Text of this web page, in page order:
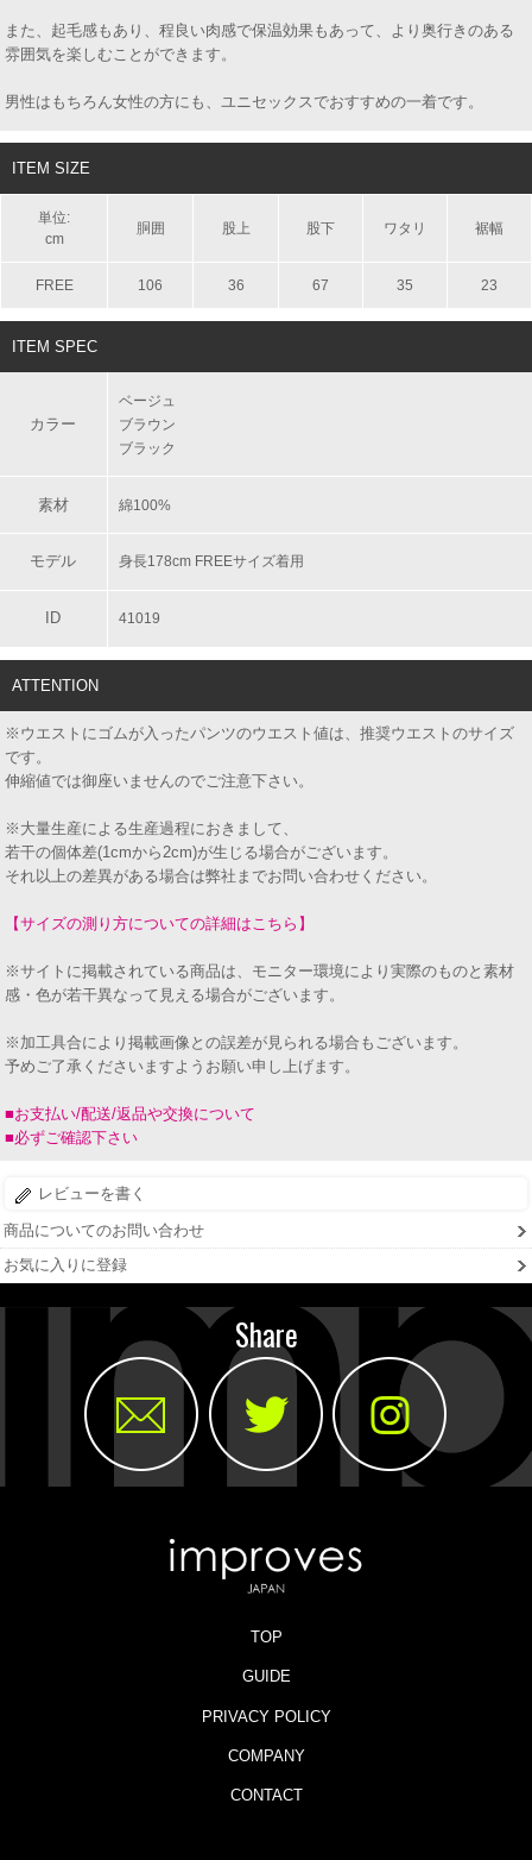
また、起毛感もあり、程良い肉感で保温効果もあって、より奥行きのある
雰囲気を楽しむことができます。
男性はもちろん女性の方にも、ユニセックスでおすすめの一着です。
ITEM SIZE
単位:
cm
胴囲 股上 股下 ワタリ 裾幅
FREE 106 36 67 35 23
ITEM SPEC
カラー
ベージュ
ブラウン
ブラック
素材 綿100%
モデル 身長178cm FREEサイズ着用
ID 41019
ATTENTION
※ウエストにゴムが入ったパンツのウエスト値は、推奨ウエストのサイズ
です。
伸縮値では御座いませんのでご注意下さい。
※大量生産による生産過程におきまして、
若干の個体差(1cmから2cm)が生じる場合がございます。
それ以上の差異がある場合は弊社までお問い合わせください。
【サイズの測り方についての詳細はこちら】
※サイトに掲載されている商品は、モニター環境により実際のものと素材
感・色が若干異なって見える場合がございます。
※加工具合により掲載画像との誤差が見られる場合もございます。
予めご了承くださいますようお願い申し上げます。
■お支払い/配送/返品や交換について
■必ずご確認下さい
レビューを書く
商品についてのお問い合わせ
お気に入りに登録
Share
TOP
GUIDE
PRIVACY POLICY
COMPANY
CONTACT